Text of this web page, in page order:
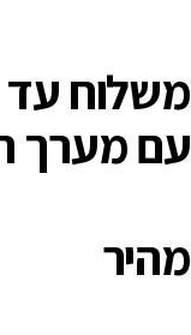
משלוח עד
עם מערך
מהיר